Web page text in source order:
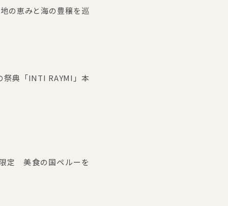
の恵みと海の豊穣を巡
典「INTI RAYMI」本
定 美食の国ペルーを